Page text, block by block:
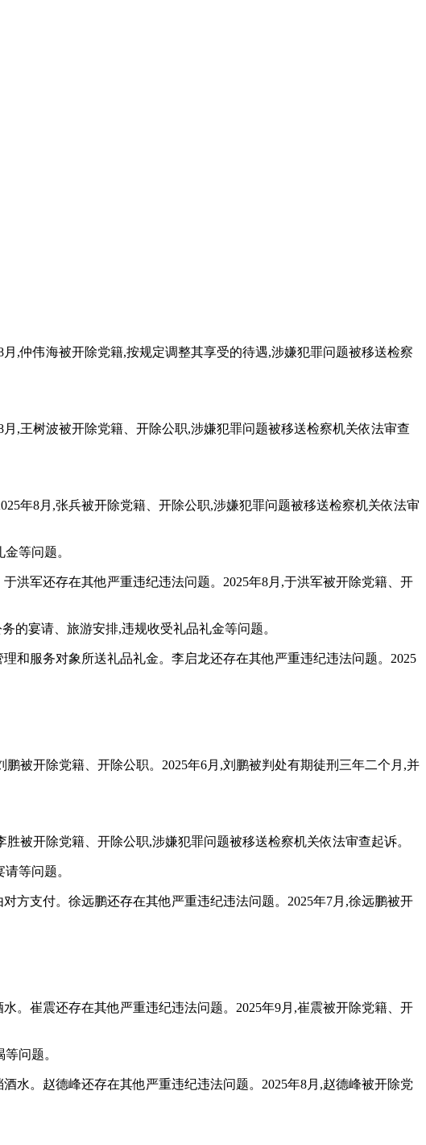
,仲伟海被开除党籍,按规定调整其享受的待遇,涉嫌犯罪问题被移送检察
,王树波被开除党籍、开除公职,涉嫌犯罪问题被移送检察机关依法审查
年8月,张兵被开除党籍、开除公职,涉嫌犯罪问题被移送检察机关依法审
等问题。
洪军还存在其他严重违纪违法问题。2025年8月,于洪军被开除党籍、开
的宴请、旅游安排,违规收受礼品礼金等问题。
和服务对象所送礼品礼金。李启龙还存在其他严重违纪违法问题。2025
被开除党籍、开除公职。2025年6月,刘鹏被判处有期徒刑三年二个月,并
被开除党籍、开除公职,涉嫌犯罪问题被移送检察机关依法审查起诉。
等问题。
方支付。徐远鹏还存在其他严重违纪违法问题。2025年7月,徐远鹏被开
。崔震还存在其他严重违纪违法问题。2025年9月,崔震被开除党籍、开
问题。
水。赵德峰还存在其他严重违纪违法问题。2025年8月,赵德峰被开除党